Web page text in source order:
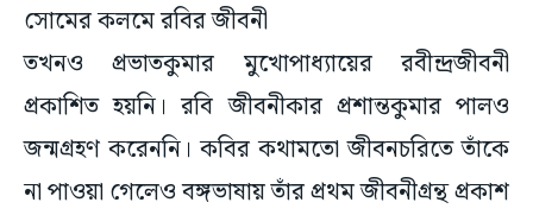
সোমের কলমে রবির জীবনী
তখনও প্রভাতকুমার মুখোপাধ্যায়ের রবীন্দ্রজীবনী
প্রকাশিত হয়নি। রবি জীবনীকার প্রশান্তকুমার পালও
জন্মগ্রহণ করেননি। কবির কথামতো জীবনচরিতে তাঁকে
না পাওয়া গেলেও বঙ্গভাষায় তাঁর প্রথম জীবনীগ্রন্থ প্রকাশ